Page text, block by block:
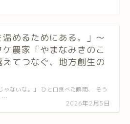
温めるためにある。」〜
農家「やまなみきのこ
てつなぐ、地方創生の
2026年2月5日
ゃないな。」 ひと口食べた瞬間、 そう
…